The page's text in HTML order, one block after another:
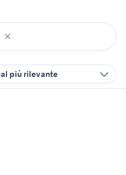
più rilevante